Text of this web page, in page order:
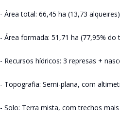
- Área total: 66,45 ha (13,73
- Área formada: 51,71 ha (77,95%
- Recursos hídricos: 3 represas +
- Topografia: Semi-plana, com
- Solo: Terra mista, com trechos